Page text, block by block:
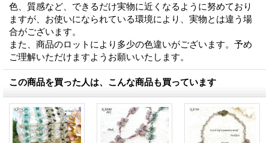
色、質感など、できるだけ実物に近くなるように努めており
ますが、お使いになられている環境により、実物とは違う場
合がございます。
また、商品のロットにより多少の色違いがございます。予め
ご理解いただけますようお願いいたします。
この商品を買った人は、こんな商品も買っています